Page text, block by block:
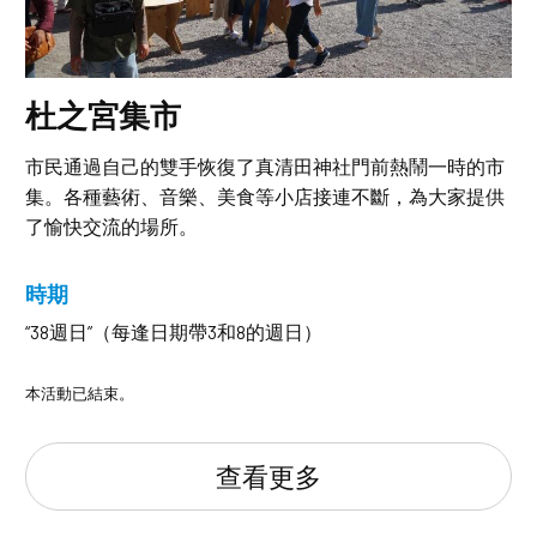
杜之宮集市
市民通過自己的雙手恢復了真清田神社門前熱鬧一時的市
集。各種藝術、音樂、美食等小店接連不斷，為大家提供
了愉快交流的場所。
時期
“38週日”（每逢日期帶3和8的週日）
本活動已結束。
查看更多